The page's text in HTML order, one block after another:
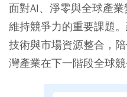
面對AI、淨零與全球產
維持競爭力的重要課題
技術與市場資源整合，
灣產業在下一階段全球競